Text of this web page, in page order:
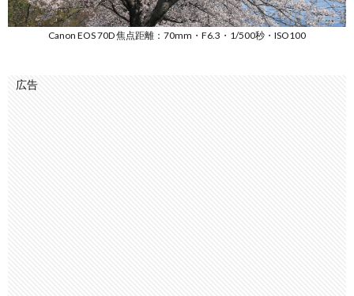
Canon EOS 70D 焦点距離：70mm・F6.3・1/500秒・ISO100
広告